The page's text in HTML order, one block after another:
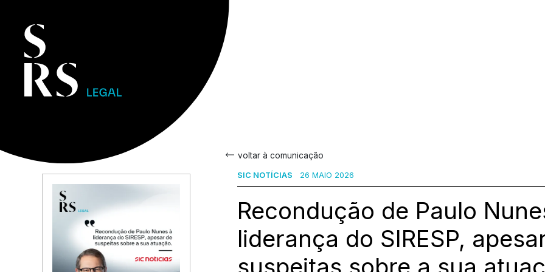
voltar à comunicação
SIC NOTÍCIAS 26 MAIO 2026
Recondução de Paulo
liderança do SIRESP,
suspeitas sobre a sua